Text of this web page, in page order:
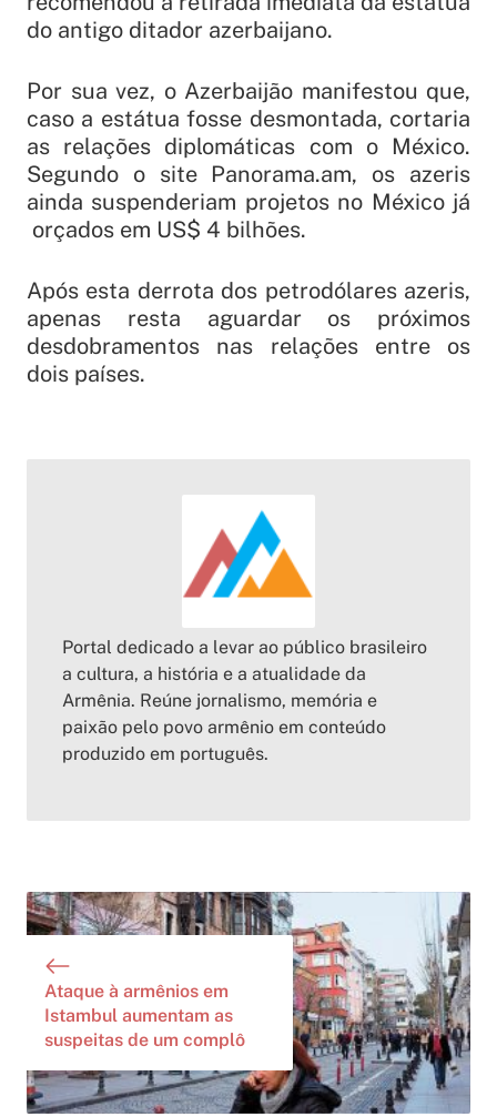
do antigo ditador azerbaijano.
Por sua vez, o Azerbaijão manifestou que,
caso a estátua fosse desmontada, cortaria
as relações diplomáticas com o México.
Segundo o site Panorama.am, os azeris
ainda suspenderiam projetos no México já
orçados em US$ 4 bilhões.
Após esta derrota dos petrodólares azeris,
apenas resta aguardar os próximos
desdobramentos nas relações entre os
dois países.
Portal dedicado a levar ao público brasileiro
a cultura, a história e a atualidade da
Armênia. Reúne jornalismo, memória e
paixão pelo povo armênio em conteúdo
produzido em português.
Ataque à armênios em
Istambul aumentam as
suspeitas de um complô